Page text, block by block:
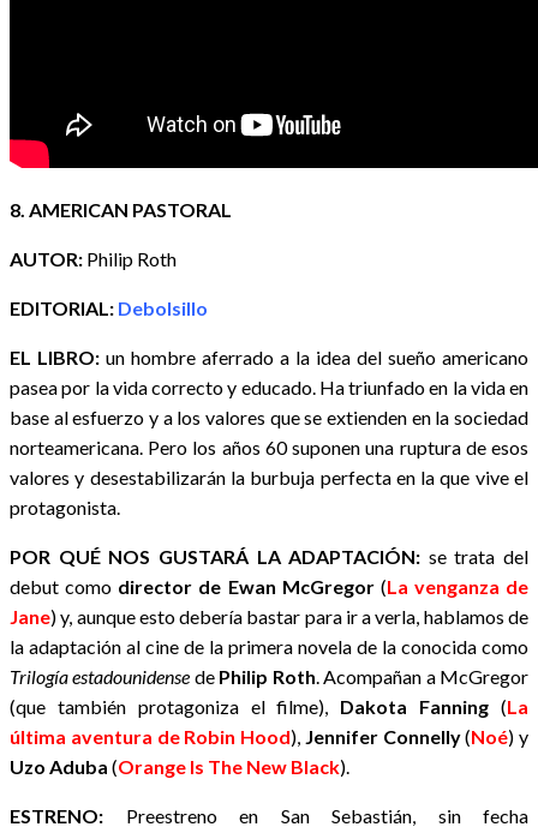
8. AMERICAN PASTORAL
AUTOR: Philip Roth
EDITORIAL: Debolsillo
EL LIBRO: un hombre aferrado a la idea del sueño americano
pasea por la vida correcto y educado. Ha triunfado en la vida en
base al esfuerzo y a los valores que se extienden en la sociedad
norteamericana. Pero los años 60 suponen una ruptura de esos
valores y desestabilizarán la burbuja perfecta en la que vive el
protagonista.
POR QUÉ NOS GUSTARÁ LA ADAPTACIÓN: se trata del
debut como director de Ewan McGregor(La venganza de
Jane)y, aunque esto debería bastar para ir a verla, hablamos de
la adaptación al cine de la primera novela de la conocida como
Trilogía estadounidense de Philip Roth. Acompañan a McGregor
(que también protagoniza el filme), Dakota Fanning (La
última aventura de Robin Hood), Jennifer Connelly(Noé) y
Uzo Aduba (Orange Is The New Black).
ESTRENO: Preestreno en San Sebastián, sin fecha